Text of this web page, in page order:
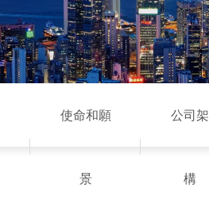
使命和願
景
公司架
構